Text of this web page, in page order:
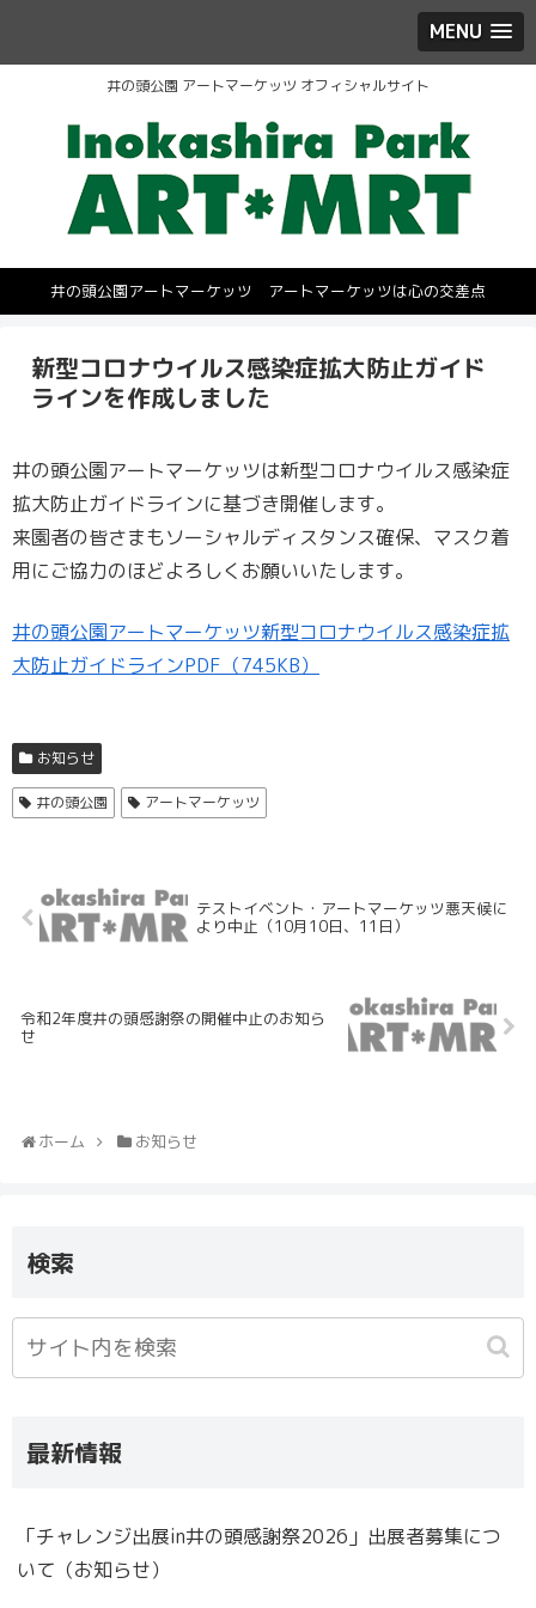
MENU
井の頭公園 アートマーケッツ オフィシャルサイト
井の頭公園アートマーケッツ アートマーケッツは心の交差点
新型コロナウイルス感染症拡大防止ガイド
ラインを作成しました
井の頭公園アートマーケッツは新型コロナウイルス感染症
拡大防止ガイドラインに基づき開催します。
来園者の皆さまもソーシャルディスタンス確保、マスク着
用にご協力のほどよろしくお願いいたします。
井の頭公園アートマーケッツ新型コロナウイルス感染症拡
大防止ガイドラインPDF（745KB）
お知らせ
井の頭公園 アートマーケッツ
テストイベント・アートマーケッツ悪天候に
より中止（10月10日、11日）
令和2年度井の頭感謝祭の開催中止のお知ら
せ
ホーム お知らせ
検索
最新情報
「チャレンジ出展in井の頭感謝祭2026」出展者募集につ
いて（お知らせ）